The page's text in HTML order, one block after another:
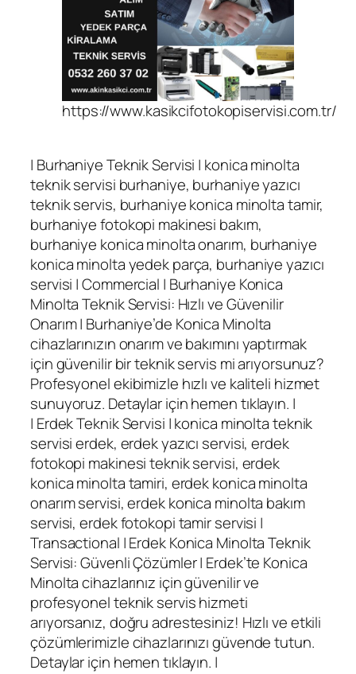
https://www.kasikcifotokopiservisi.com.tr/
| Burhaniye Teknik Servisi | konica minolta
teknik servisi burhaniye, burhaniye yazıcı
teknik servis, burhaniye konica minolta tamir,
burhaniye fotokopi makinesi bakım,
burhaniye konica minolta onarım, burhaniye
konica minolta yedek parça, burhaniye yazıcı
servisi | Commercial | Burhaniye Konica
Minolta Teknik Servisi: Hızlı ve Güvenilir
Onarım | Burhaniye’de Konica Minolta
cihazlarınızın onarım ve bakımını yaptırmak
için güvenilir bir teknik servis mi arıyorsunuz?
Profesyonel ekibimizle hızlı ve kaliteli hizmet
sunuyoruz. Detaylar için hemen tıklayın. |
| Erdek Teknik Servisi | konica minolta teknik
servisi erdek, erdek yazıcı servisi, erdek
fotokopi makinesi teknik servisi, erdek
konica minolta tamiri, erdek konica minolta
onarım servisi, erdek konica minolta bakım
servisi, erdek fotokopi tamir servisi |
Transactional | Erdek Konica Minolta Teknik
Servisi: Güvenli Çözümler | Erdek’te Konica
Minolta cihazlarınız için güvenilir ve
profesyonel teknik servis hizmeti
arıyorsanız, doğru adrestesiniz! Hızlı ve etkili
çözümlerimizle cihazlarınızı güvende tutun.
Detaylar için hemen tıklayın. |